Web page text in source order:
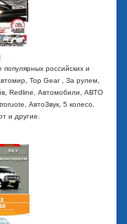
российских и
Top Gear , За рулем,
Redline, Автомобили, АВТО
АвтоЗвук, 5 колесо,
и другие.